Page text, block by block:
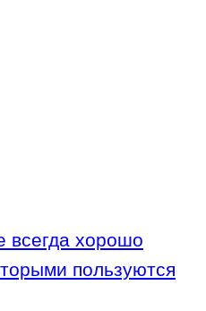
всегда хорошо
пользуются